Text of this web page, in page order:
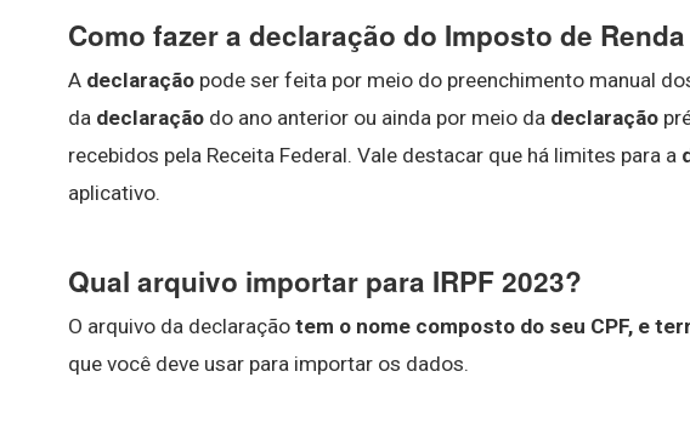
Como fazer a declaração do Imposto de
A declaração pode ser feita por meio do preenchimento manual
da declaração do ano anterior ou ainda por meio da declaração
recebidos pela Receita Federal. Vale destacar que há limites para a
aplicativo.
Qual arquivo importar para IRPF 2023?
O arquivo da declaração tem o nome composto do seu CPF, e
que você deve usar para importar os dados.